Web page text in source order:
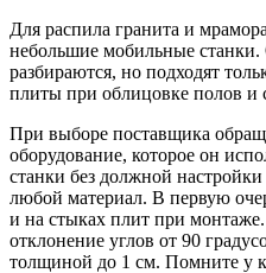
Для распила гранита и
небольшие мобильные
разбираются, но подходят
плиты при облицовке полов и
При выборе поставщика
оборудование, которое он
станки без должной
любой материал. В первую
и на стыках плит при
отклонение углов от 90
толщиной до 1 см. Помните у